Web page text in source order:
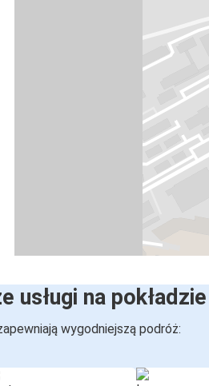
usługi na pokładzie
wygodniejszą podróż: